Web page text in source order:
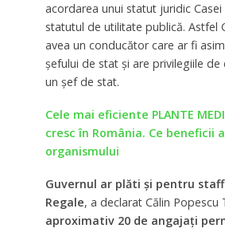
acordarea unui statut juridic Casei
statutul de utilitate publică. Astfel
avea un conducător care ar fi
șefului de stat și are privilegiile de
un șef de stat.
Cele mai eficiente PLANTE
cresc în România. Ce beneficii
organismului
Guvernul ar plăti și pentru
Regale, a declarat Călin Popescu
aproximativ 20 de angajați